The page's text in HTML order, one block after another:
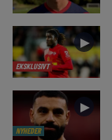
EKSKLUSIVT
►
NYHEDER
►